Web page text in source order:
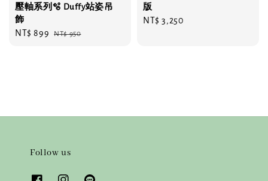
壓軸系列🫧 Duffy站姿吊
飾
Sale
NT$ 899 Regular
NT$ 950
版
Regular
NT$ 3,250
Follow us